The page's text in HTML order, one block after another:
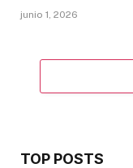
junio 1, 2026
TOP POSTS